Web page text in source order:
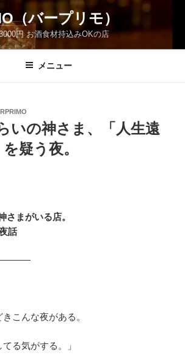
（バープリモ）
円 お酒食材持込みOKの店
メニュー
いの神さま、「人生遠
疑う夜。
さまがいる店。
話
こんな夜がある。
る気がする。」